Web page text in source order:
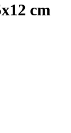
cm